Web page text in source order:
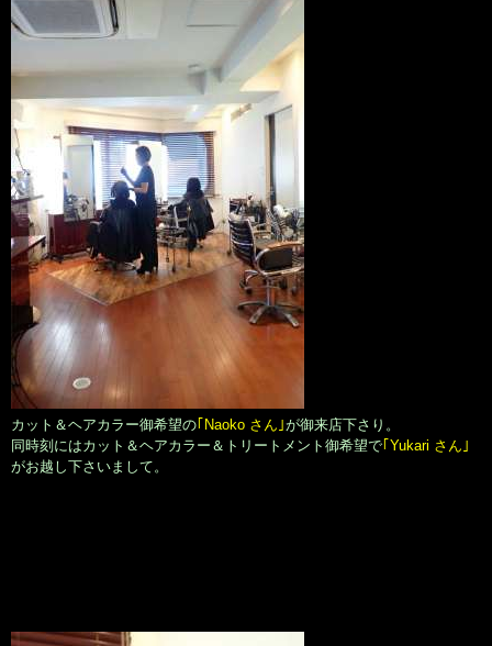
カット＆ヘアカラー御希望の｢Naoko さん｣が御来店下さり。
同時刻にはカット＆ヘアカラー＆トリートメント御希望で｢Yukari さん｣
がお越し下さいまして。